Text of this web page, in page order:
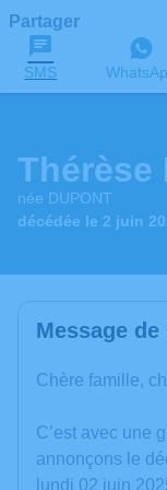
Partager
SMS
Thérèse
née DUPONT
décédée le 2 juin
Message
Chère famille,
C’est avec une
annonçons le
lundi 02 juin